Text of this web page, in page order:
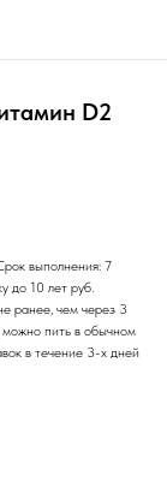
D2
выполнения: 7
до 10 лет руб.
ранее, чем через 3
пить в обычном
в течение 3-х дней